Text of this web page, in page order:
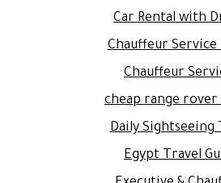
Car Rental with
Chauffeur Service
Chauffeur
cheap range
Daily Sightseeing
Egypt Travel